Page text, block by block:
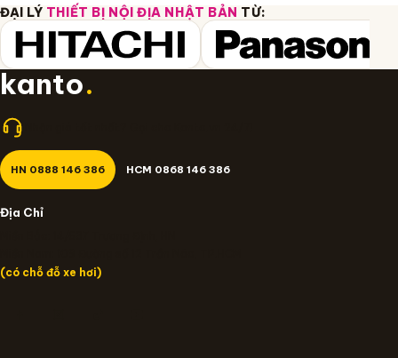
ĐẠI LÝ THIẾT BỊ NỘI ĐỊA NHẬT BẢN TỪ:
kanto.
HN 0888 146 386 HCM 0868 146 386
Địa Chỉ
(có chỗ đỗ xe hơi)